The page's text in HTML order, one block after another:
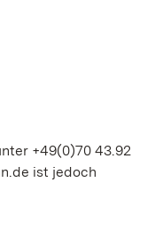
+49(0)70 43.92
ist jedoch